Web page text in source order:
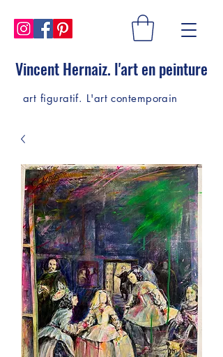
Vincent Hernaiz. l'art en peinture
art figuratif. L'art contemporain